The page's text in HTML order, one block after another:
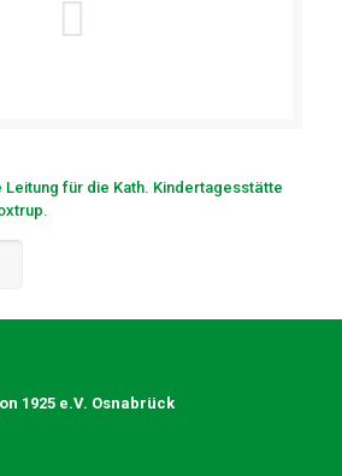
Leitung für die Kath. Kindertagesstätte
1925 e.V. Osnabrück